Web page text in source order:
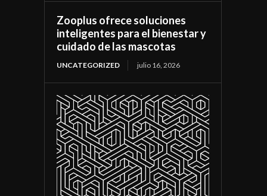
Zooplus ofrece soluciones
inteligentes para el bienestar y
cuidado de las mascotas
UNCATEGORIZED julio 16, 2026